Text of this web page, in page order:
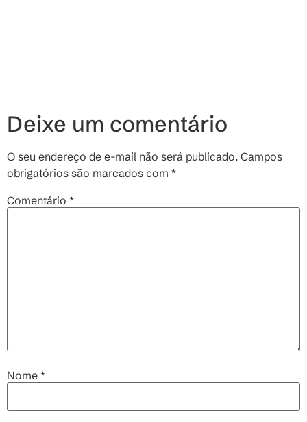
Deixe um comentário
O seu endereço de e-mail não será publicado. Campos
obrigatórios são marcados com *
Comentário *
Nome *